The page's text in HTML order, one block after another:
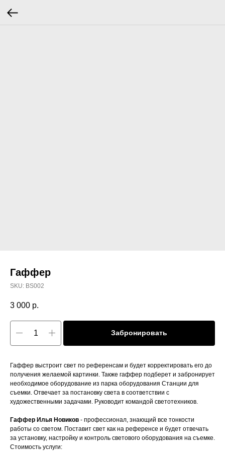
Гаффер
SKU: BS002
3 000 р.
Забронировать
Гаффер выстроит свет по референсам и будет корректировать его до
получения желаемой картинки. Также гаффер подберет и забронирует
необходимое оборудование из парка оборудования Станции для
съемки. Отвечает за постановку света в соответствии с
художественными задачами. Руководит командой светотехников.
Гаффер Илья Новиков - профессионал, знающий все тонкости
работы со светом. Поставит свет как на референсе и будет отвечать
за установку, настройку и контроль светового оборудования на съемке.
Стоимость услуги: